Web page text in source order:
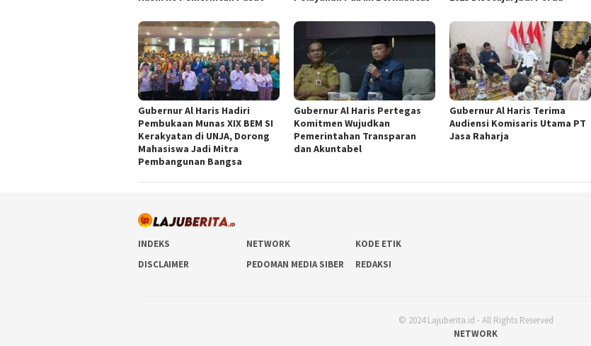
Gubernur Al Haris Hadiri
Pembukaan Munas XIX BEM SI
Kerakyatan di UNJA, Dorong
Mahasiswa Jadi Mitra
Pembangunan Bangsa
Gubernur Al Haris Pertegas
Komitmen Wujudkan
Pemerintahan Transparan
dan Akuntabel
Gubernur Al Haris Terima
Audiensi Komisaris Utama PT
Jasa Raharja
INDEKS NETWORK
KODE ETIK
DISCLAIMER
PEDOMAN MEDIA SIBER REDAKSI
© 2024 Lajuberita.id - All Rights Reserved
NETWORK